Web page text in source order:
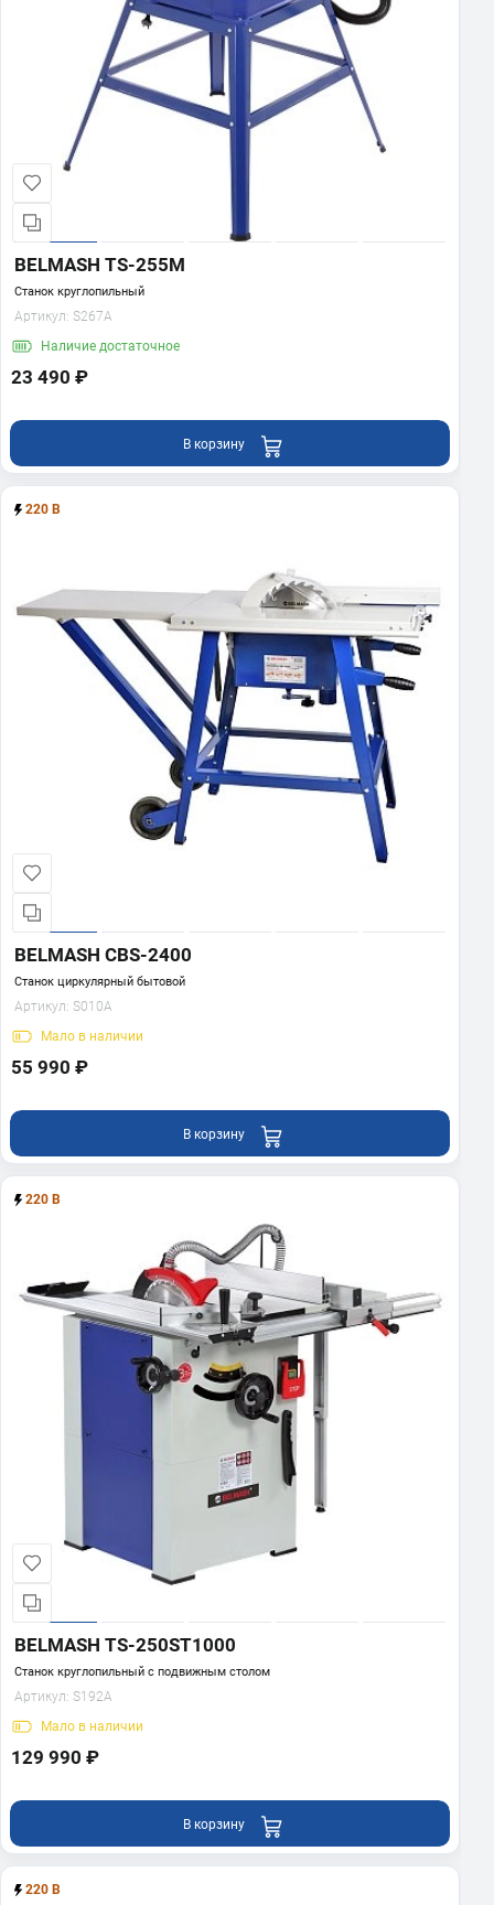
BELMASH TS-255M
Станок круглопильный
Артикул: S267A
Наличие достаточное
23 490 ₽
В корзину
220 В
BELMASH CBS-2400
Станок циркулярный бытовой
Артикул: S010A
Мало в наличии
55 990 ₽
В корзину
220 В
BELMASH TS-250ST1000
Станок круглопильный с подвижным столом
Артикул: S192A
Мало в наличии
129 990 ₽
В корзину
220 В